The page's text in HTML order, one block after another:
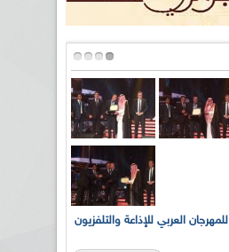
بالصور... الدورة الـ21 للمهرجان العربي للإذاعة والتلفزيون